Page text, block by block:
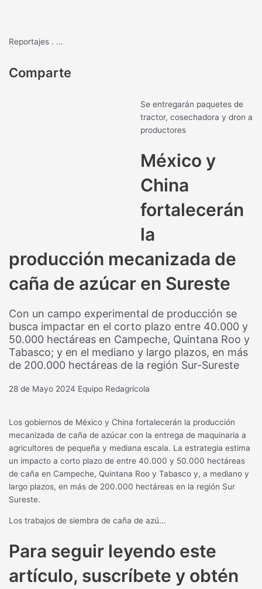
Reportajes . ...
Comparte
Se entregarán paquetes de
tractor, cosechadora y dron a
productores
México y
China
fortalecerán
la
producción mecanizada de
caña de azúcar en Sureste
Con un campo experimental de producción se
busca impactar en el corto plazo entre 40.000 y
50.000 hectáreas en Campeche, Quintana Roo y
Tabasco; y en el mediano y largo plazos, en más
de 200.000 hectáreas de la región Sur-Sureste
28 de Mayo 2024 Equipo Redagrícola
Los gobiernos de México y China fortalecerán la producción
mecanizada de caña de azúcar con la entrega de maquinaria a
agricultores de pequeña y mediana escala. La estrategia estima
un impacto a corto plazo de entre 40.000 y 50.000 hectáreas
de caña en Campeche, Quintana Roo y Tabasco y, a mediano y
largo plazos, en más de 200.000 hectáreas en la región Sur
Sureste.
Los trabajos de siembra de caña de azú...
Para seguir leyendo este
artículo, suscríbete y obtén